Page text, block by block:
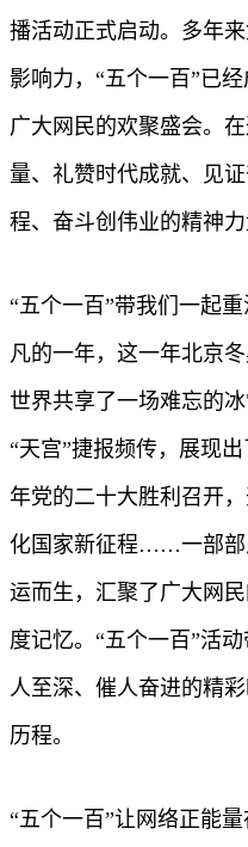
播活动正式启动。多年
影响力，“五个一百”已
广大网民的欢聚盛会。
量、礼赞时代成就、见
程、奋斗创伟业的精神力
“五个一百”带我们一起
凡的一年，这一年北京
世界共享了一场难忘的
“天宫”捷报频传，展现
年党的二十大胜利召开
化国家新征程……一部部
运而生，汇聚了广大网
度记忆。“五个一百”活
人至深、催人奋进的精
历程。
“五个一百”让网络正能